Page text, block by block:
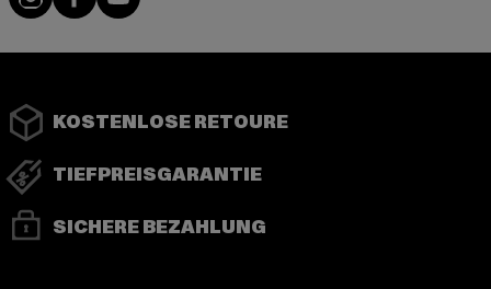
KOSTENLOSE RETOURE
TIEFPREISGARANTIE
SICHERE BEZAHLUNG